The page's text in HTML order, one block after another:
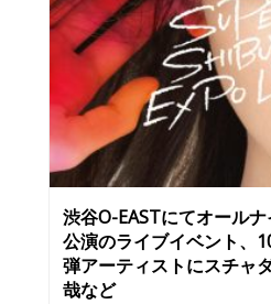
渋谷O-EASTにてオール
公演のライブイベント
弾アーティストにスチャ
哉など